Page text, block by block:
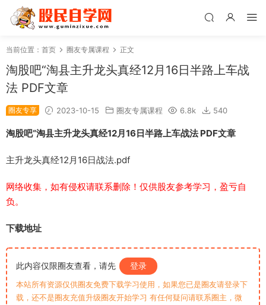
当前位置： 首页 圈友专属课程 正文
淘股吧“淘县主升龙头真经12月16日半路上车战
法 PDF文章
圈友专享 2023-10-15 圈友专属课程 6.8k 540
淘股吧“淘县主升龙头真经12月16日半路上车战法 PDF文章
主升龙头真经12月16日战法.pdf
网络收集，如有侵权请联系删除！仅供股友参考学习，盈亏自
负。
下载地址
此内容仅限圈友查看，请先 登录
本站所有资源仅供圈友免费下载学习使用，如果您已是圈友请登录下
载，还不是圈友充值升级圈友开始学习 有任何疑问请联系圈主，微